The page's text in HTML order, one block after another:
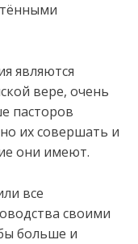
являются
вере, очень
пасторов
их совершать и
они имеют.
все
своими
больше и